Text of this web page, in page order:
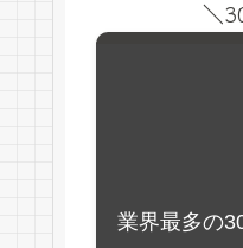
＼
業界最多の